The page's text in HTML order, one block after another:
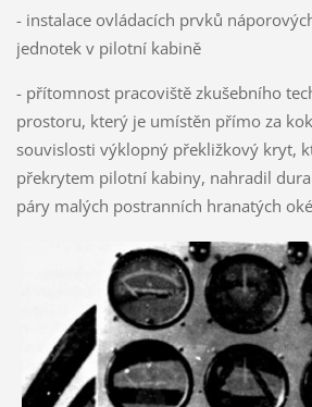
- instalace ovládacích prvků
jednotek v pilotní kabině
- přítomnost pracoviště zkušebního
prostoru, který je umístěn přímo za
souvislosti výklopný překližkový kryt,
překrytem pilotní kabiny, nahradil
páry malých postranních hranatých